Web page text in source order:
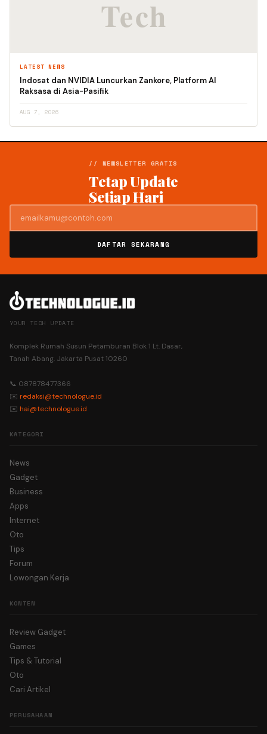
LATEST NEWS
Indosat dan NVIDIA Luncurkan Zankore, Platform AI
Raksasa di Asia-Pasifik
AUG 7, 2026
// NEWSLETTER GRATIS
Tetap Update
Setiap Hari
DAFTAR SEKARANG
YOUR TECH UPDATE
Komplek Rumah Susun Petamburan Blok 1 Lt. Dasar,
Tanah Abang, Jakarta Pusat 10260
📞 087878477366
✉️ redaksi@technologue.id
✉️ hai@technologue.id
KATEGORI
News
Gadget
Business
Apps
Internet
Oto
Tips
Forum
Lowongan Kerja
KONTEN
Review Gadget
Games
Tips & Tutorial
Oto
Cari Artikel
PERUSAHAAN